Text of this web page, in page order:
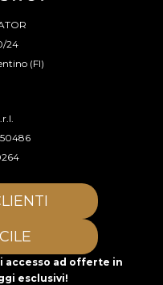
24
(FI)
accesso ad offerte in
esclusivi!